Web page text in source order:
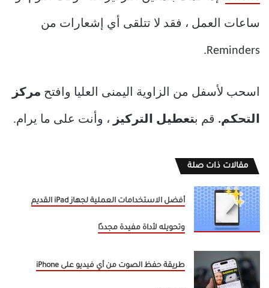
ساعات العمل ، فقد لا تتلقى أي إشعارات من
Reminders.
اسحب لأسفل من الزاوية اليمنى العليا وافتح مركز
التحكم. قم بتعطيل التركيز ، وأنت على ما يرام.
مقالات ذات صلة
أفضل الاستخدامات العملية لجهاز iPad القديم
وتحويله لأداة مفيدة مجددًا
طريقة حفظ الصوت من أي فيديو على iPhone